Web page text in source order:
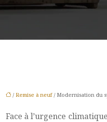
/ Remise à neuf/ Modernisation du
Face à l’urgence